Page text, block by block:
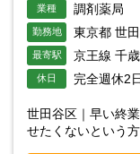
業種 調剤薬局
勤務地 東京都 世
最寄駅 京王線 千
休日 完全週休2
世田谷区｜早い終
せたくないという